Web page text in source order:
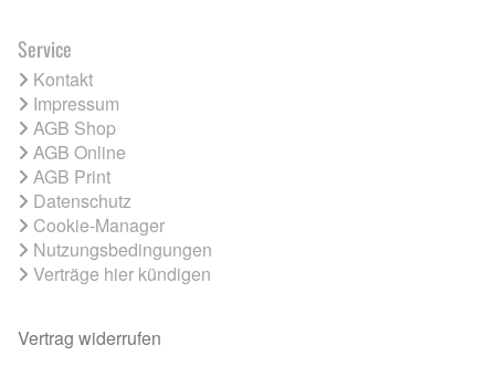
Service
Kontakt
Impressum
AGB Shop
AGB Online
AGB Print
Datenschutz
Cookie-Manager
Nutzungsbedingungen
Verträge hier kündigen
Vertrag widerrufen